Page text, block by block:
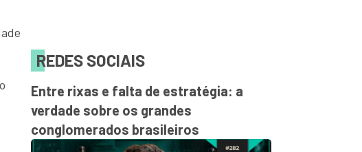
REDES SOCIAIS
Entre rixas e falta de estratégia: a
verdade sobre os grandes
conglomerados brasileiros